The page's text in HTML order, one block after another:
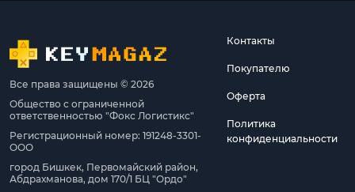
Все права защищены © 2026
Общество с ограниченной
ответственностью "Фокс Логистикс"
Регистрационный номер: 191248-3301-
ООО
город Бишкек, Первомайский район,
Абдрахманова, дом 170/1 БЦ "Ордо"
Контакты
Покупателю
Оферта
Политика
конфиденциальности